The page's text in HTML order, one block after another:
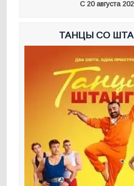
С 20 августа
ТАНЦЫ СО